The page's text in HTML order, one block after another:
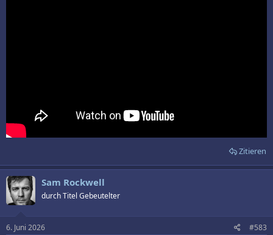
Zitieren
Sam Rockwell
durch Titel Gebeutelter
6. Juni 2026 #583